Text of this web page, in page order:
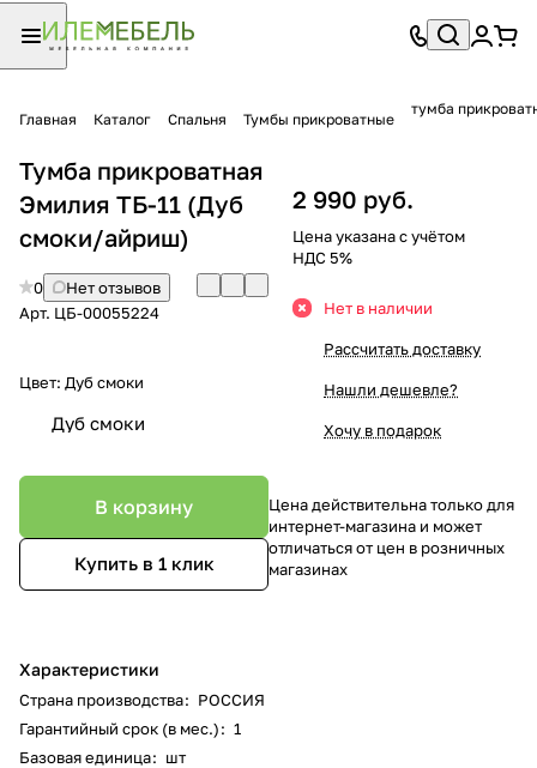
Главная Каталог Спальня Тумбы прикроватные
тумба
Тумба прикроватная
Эмилия ТБ-11 (Дуб
смоки/айриш)
0
Нет отзывов
Арт. ЦБ-00055224
Цвет: Дуб смоки
Дуб смоки
В корзину
Купить в 1 клик
Характеристики
Страна производства: РОССИЯ
Гарантийный срок (в мес.): 1
Базовая единица: шт
2 990 руб.
Цена указана с учётом
НДС 5%
Нет в наличии
Рассчитать доставку
Нашли дешевле?
Хочу в подарок
Цена действительна только для
интернет-магазина и может
отличаться от цен в розничных
магазинах